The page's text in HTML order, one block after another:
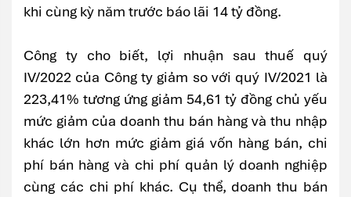
khi cùng kỳ năm trước báo lãi 14 tỷ đồng.
Công ty cho biết, lợi nhuận sau thuế quý
IV/2022 của Công ty giảm so với quý IV/2021 là
223,41% tương ứng giảm 54,61 tỷ đồng chủ yếu
mức giảm của doanh thu bán hàng và thu nhập
khác lớn hơn mức giảm giá vốn hàng bán, chi
phí bán hàng và chi phí quản lý doanh nghiệp
cùng các chi phí khác. Cụ thể, doanh thu bán